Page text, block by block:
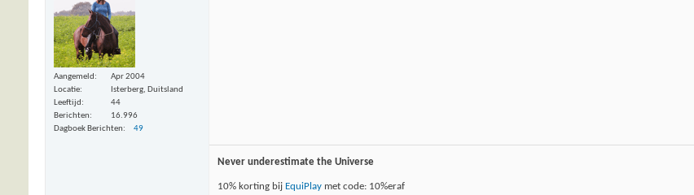
Aangemeld
Apr 2004
Locatie
Isterberg, Duitsland
Leeftijd
44
Berichten
16.996
Dagboek Berichten
49
Never underestimate the Universe
10% korting bij EquiPlay met code: 10%eraf